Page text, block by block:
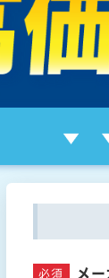
必須 メ